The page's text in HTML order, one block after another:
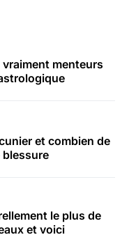
menteurs
et combien de
le plus de
et voici